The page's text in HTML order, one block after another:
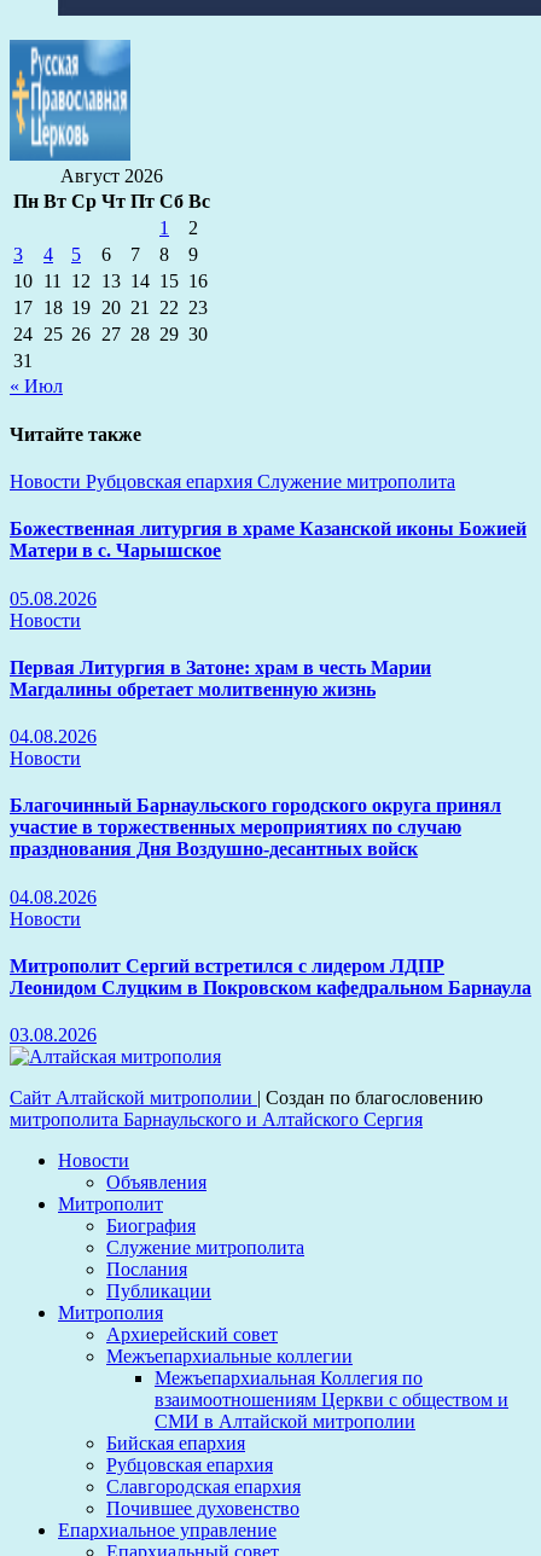
Август 2026
Пн Вт Ср Чт Пт Сб Вс
1
2
3
4 5 6 7 8
9
10 11 12 13 14 15 16
17 18 19 20 21 22 23
24 25 26 27 28 29 30
31
« Июл
Читайте также
Новости Рубцовская епархия Служение митрополита
Божественная литургия в храме Казанской иконы Божией
Матери в с. Чарышское
05.08.2026
Новости
Первая Литургия в Затоне: храм в честь Марии
Магдалины обретает молитвенную жизнь
04.08.2026
Новости
Благочинный Барнаульского городского округа принял
участие в торжественных мероприятиях по случаю
празднования Дня Воздушно-десантных войск
04.08.2026
Новости
Митрополит Сергий встретился с лидером ЛДПР
Леонидом Слуцким в Покровском кафедральном Барнаула
03.08.2026
Сайт Алтайской митрополии | Создан по благословению
митрополита Барнаульского и Алтайского Сергия
Новости
Объявления
Митрополит
Биография
Служение митрополита
Послания
Публикации
Митрополия
Архиерейский совет
Межъепархиальные коллегии
Межъепархиальная Коллегия по
взаимоотношениям Церкви с обществом и
СМИ в Алтайской митрополии
Бийская епархия
Рубцовская епархия
Славгородская епархия
Почившее духовенство
Епархиальное управление